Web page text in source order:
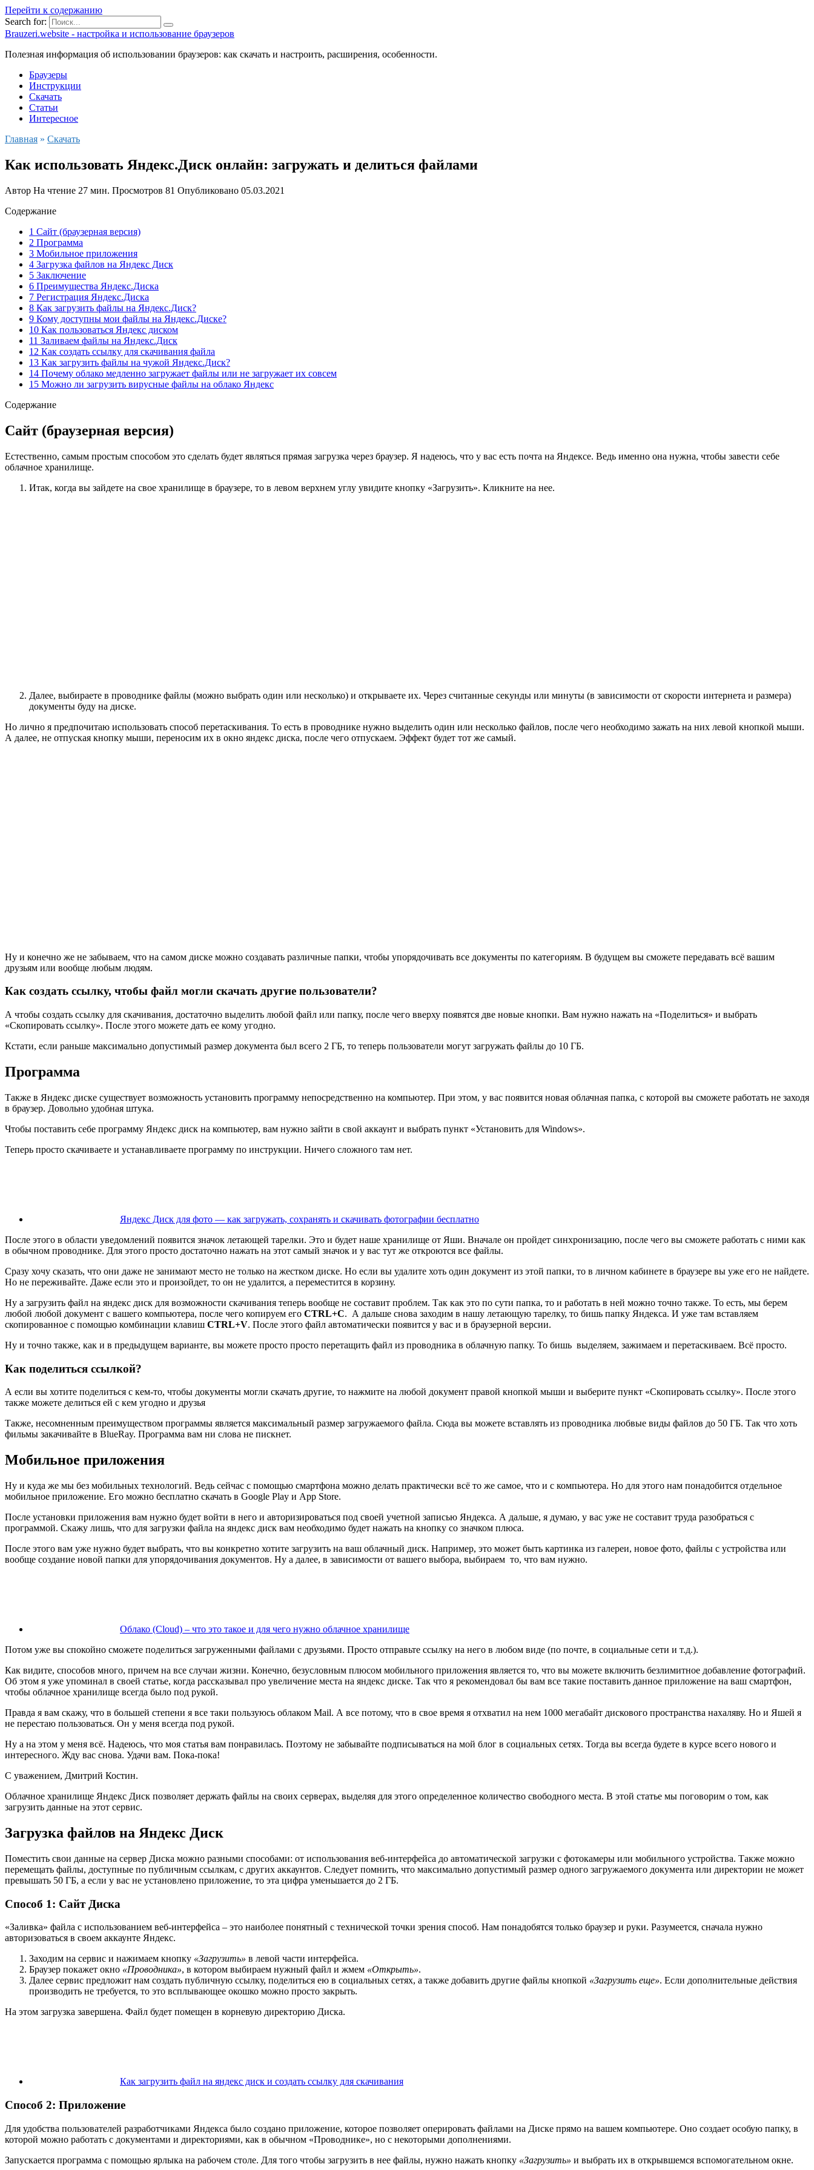
Перейти к содержанию
Search for:
Brauzeri.website - настройка и использование браузеров
Полезная информация об использовании браузеров: как скачать и настроить, расширения, особенности.
Браузеры
Инструкции
Скачать
Статьи
Интересное
Главная » Скачать
Как использовать Яндекс.Диск онлайн: загружать и делиться файлами
Автор На чтение 27 мин. Просмотров 81 Опубликовано 05.03.2021
Содержание
1 Сайт (браузерная версия)
2 Программа
3 Мобильное приложения
4 Загрузка файлов на Яндекс Диск
5 Заключение
6 Преимущества Яндекс.Диска
7 Регистрация Яндекс.Диска
8 Как загрузить файлы на Яндекс.Диск?
9 Кому доступны мои файлы на Яндекс.Диске?
10 Как пользоваться Яндекс диском
11 Заливаем файлы на Яндекс.Диск
12 Как создать ссылку для скачивания файла
13 Как загрузить файлы на чужой Яндекс.Диск?
14 Почему облако медленно загружает файлы или не загружает их совсем
15 Можно ли загрузить вирусные файлы на облако Яндекс
Содержание
Сайт (браузерная версия)
Естественно, самым простым способом это сделать будет являться прямая загрузка через браузер. Я надеюсь, что у вас есть почта на Яндексе. Ведь именно она нужна, чтобы завести себе
облачное хранилище.
Итак, когда вы зайдете на свое хранилище в браузере, то в левом верхнем углу увидите кнопку «Загрузить». Кликните на нее.
Далее, выбираете в проводнике файлы (можно выбрать один или несколько) и открываете их. Через считанные секунды или минуты (в зависимости от скорости интернета и размера)
документы буду на диске.
Но лично я предпочитаю использовать способ перетаскивания. То есть в проводнике нужно выделить один или несколько файлов, после чего необходимо зажать на них левой кнопкой мыши.
А далее, не отпуская кнопку мыши, переносим их в окно яндекс диска, после чего отпускаем. Эффект будет тот же самый.
Ну и конечно же не забываем, что на самом диске можно создавать различные папки, чтобы упорядочивать все документы по категориям. В будущем вы сможете передавать всё вашим
друзьям или вообще любым людям.
Как создать ссылку, чтобы файл могли скачать другие пользователи?
А чтобы создать ссылку для скачивания, достаточно выделить любой файл или папку, после чего вверху появятся две новые кнопки. Вам нужно нажать на «Поделиться» и выбрать
«Скопировать ссылку». После этого можете дать ее кому угодно.
Кстати, если раньше максимально допустимый размер документа был всего 2 ГБ, то теперь пользователи могут загружать файлы до 10 ГБ.
Программа
Также в Яндекс диске существует возможность установить программу непосредственно на компьютер. При этом, у вас появится новая облачная папка, с которой вы сможете работать не заходя
в браузер. Довольно удобная штука.
Чтобы поставить себе программу Яндекс диск на компьютер, вам нужно зайти в свой аккаунт и выбрать пункт «Установить для Windows».
Теперь просто скачиваете и устанавливаете программу по инструкции. Ничего сложного там нет.
Яндекс Диск для фото — как загружать, сохранять и скачивать фотографии бесплатно
После этого в области уведомлений появится значок летающей тарелки. Это и будет наше хранилище от Яши. Вначале он пройдет синхронизацию, после чего вы сможете работать с ними как
в обычном проводнике. Для этого просто достаточно нажать на этот самый значок и у вас тут же откроются все файлы.
Сразу хочу сказать, что они даже не занимают место не только на жестком диске. Но если вы удалите хоть один документ из этой папки, то в личном кабинете в браузере вы уже его не найдете.
Но не переживайте. Даже если это и произойдет, то он не удалится, а переместится в корзину.
Ну а загрузить файл на яндекс диск для возможности скачивания теперь вообще не составит проблем. Так как это по сути папка, то и работать в ней можно точно также. То есть, мы берем
любой любой документ с вашего компьютера, после чего копируем его CTRL+C. А дальше снова заходим в нашу летающую тарелку, то бишь папку Яндекса. И уже там вставляем
скопированное с помощью комбинации клавиш CTRL+V. После этого файл автоматически появится у вас и в браузерной версии.
Ну и точно также, как и в предыдущем варианте, вы можете просто просто перетащить файл из проводника в облачную папку. То бишь выделяем, зажимаем и перетаскиваем. Всё просто.
Как поделиться ссылкой?
А если вы хотите поделиться с кем-то, чтобы документы могли скачать другие, то нажмите на любой документ правой кнопкой мыши и выберите пункт «Скопировать ссылку». После этого
также можете делиться ей с кем угодно и друзья
Также, несомненным преимуществом программы является максимальный размер загружаемого файла. Сюда вы можете вставлять из проводника любвые виды файлов до 50 ГБ. Так что хоть
фильмы закачивайте в BlueRay. Программа вам ни слова не пискнет.
Мобильное приложения
Ну и куда же мы без мобильных технологий. Ведь сейчас с помощью смартфона можно делать практически всё то же самое, что и с компьютера. Но для этого нам понадобится отдельное
мобильное приложение. Его можно бесплатно скачать в Google Play и App Store.
После установки приложения вам нужно будет войти в него и авторизироваться под своей учетной записью Яндекса. А дальше, я думаю, у вас уже не составит труда разобраться с
программой. Скажу лишь, что для загрузки файла на яндекс диск вам необходимо будет нажать на кнопку со значком плюса.
После этого вам уже нужно будет выбрать, что вы конкретно хотите загрузить на ваш облачный диск. Например, это может быть картинка из галереи, новое фото, файлы с устройства или
вообще создание новой папки для упорядочивания документов. Ну а далее, в зависимости от вашего выбора, выбираем то, что вам нужно.
Облако (Cloud) – что это такое и для чего нужно облачное хранилище
Потом уже вы спокойно сможете поделиться загруженными файлами с друзьями. Просто отправьте ссылку на него в любом виде (по почте, в социальные сети и т.д.).
Как видите, способов много, причем на все случаи жизни. Конечно, безусловным плюсом мобильного приложения является то, что вы можете включить безлимитное добавление фотографий.
Об этом я уже упоминал в своей статье, когда рассказывал про увеличение места на яндекс диске. Так что я рекомендовал бы вам все такие поставить данное приложение на ваш смартфон,
чтобы облачное хранилище всегда было под рукой.
Правда я вам скажу, что в большей степени я все таки пользуюсь облаком Mail. А все потому, что в свое время я отхватил на нем 1000 мегабайт дискового пространства нахаляву. Но и Яшей я
не перестаю пользоваться. Он у меня всегда под рукой.
Ну а на этом у меня всё. Надеюсь, что моя статья вам понравилась. Поэтому не забывайте подписываться на мой блог в социальных сетях. Тогда вы всегда будете в курсе всего нового и
интересного. Жду вас снова. Удачи вам. Пока-пока!
С уважением, Дмитрий Костин.
Облачное хранилище Яндекс Диск позволяет держать файлы на своих серверах, выделяя для этого определенное количество свободного места. В этой статье мы поговорим о том, как
загрузить данные на этот сервис.
Загрузка файлов на Яндекс Диск
Поместить свои данные на сервер Диска можно разными способами: от использования веб-интерфейса до автоматической загрузки с фотокамеры или мобильного устройства. Также можно
перемещать файлы, доступные по публичным ссылкам, с других аккаунтов. Следует помнить, что максимально допустимый размер одного загружаемого документа или директории не может
превышать 50 ГБ, а если у вас не установлено приложение, то эта цифра уменьшается до 2 ГБ.
Способ 1: Сайт Диска
«Заливка» файла с использованием веб-интерфейса – это наиболее понятный с технической точки зрения способ. Нам понадобятся только браузер и руки. Разумеется, сначала нужно
авторизоваться в своем аккаунте Яндекс.
Заходим на сервис и нажимаем кнопку «Загрузить» в левой части интерфейса.
Браузер покажет окно «Проводника», в котором выбираем нужный файл и жмем «Открыть».
Далее сервис предложит нам создать публичную ссылку, поделиться ею в социальных сетях, а также добавить другие файлы кнопкой «Загрузить еще». Если дополнительные действия
производить не требуется, то это всплывающее окошко можно просто закрыть.
На этом загрузка завершена. Файл будет помещен в корневую директорию Диска.
Как загрузить файл на яндекс диск и создать ссылку для скачивания
Способ 2: Приложение
Для удобства пользователей разработчиками Яндекса было создано приложение, которое позволяет оперировать файлами на Диске прямо на вашем компьютере. Оно создает особую папку, в
которой можно работать с документами и директориями, как в обычном «Проводнике», но с некоторыми дополнениями.
Запускается программа с помощью ярлыка на рабочем столе. Для того чтобы загрузить в нее файлы, нужно нажать кнопку «Загрузить» и выбрать их в открывшемся вспомогательном окне.